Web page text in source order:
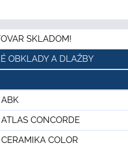
SKLADOM!
OBKLADY A DLAŽBY
CONCORDE
COLOR